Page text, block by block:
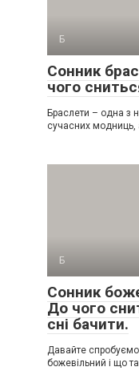
Б
Сонник
чого
Браслети – одна з
сучасних модниць,
Б
Сонник
До чого
сні бачити.
Давайте спробуємо
божевільний і що